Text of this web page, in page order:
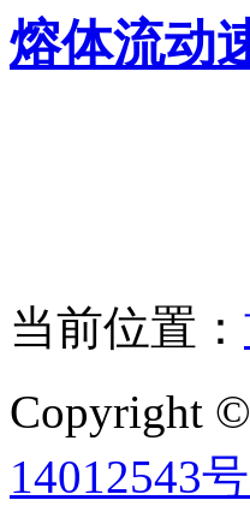
熔体流动
当前位置：
Copyright
14012543